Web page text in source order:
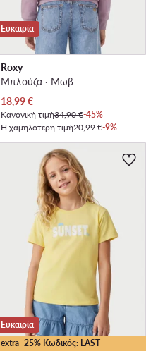
Ευκαιρία
Roxy
Μπλούζα · Μωβ
Τρέχουσα τιμή
18,99€
Κανονική τιμή34,90 €-45%
Η χαμηλότερη τιμή20,99 €-9%
extra -25% Κωδικός: LAST
Ευκαιρία